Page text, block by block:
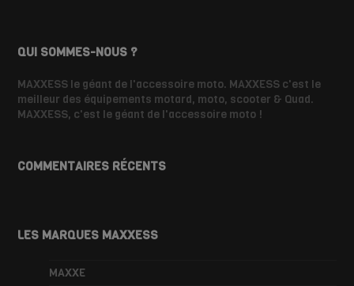
QUI SOMMES-NOUS ?
MAXXESS le géant de l'accessoire moto. MAXXESS c'est le
meilleur des équipements motard, moto, scooter & Quad.
MAXXESS, c'est le géant de l'accessoire moto !
COMMENTAIRES RÉCENTS
LES MARQUES MAXXESS
MAXXE